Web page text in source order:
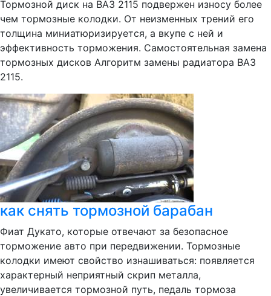
Тормозной диск на ВАЗ 2115 подвержен износу более
чем тормозные колодки. От неизменных трений его
толщина миниатюризируется, а вкупе с ней и
эффективность торможения. Самостоятельная замена
тормозных дисков Алгоритм замены радиатора ВАЗ
2115.
как снять тормозной барабан
Фиат Дукато, которые отвечают за безопасное
торможение авто при передвижении. Тормозные
колодки имеют свойство изнашиваться: появляется
характерный неприятный скрип металла,
увеличивается тормозной путь, педаль тормоза